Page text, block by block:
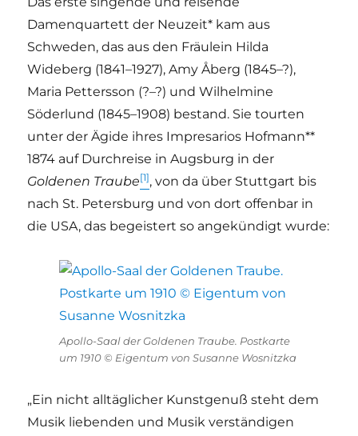
Damenquartett der Neuzeit* kam aus
Schweden, das aus den Fräulein Hilda
Wideberg (1841–1927), Amy Åberg (1845–?),
Maria Pettersson (?–?) und Wilhelmine
Söderlund (1845–1908) bestand. Sie tourten
unter der Ägide ihres Impresarios Hofmann**
1874 auf Durchreise in Augsburg in der
Goldenen Traube[1], von da über Stuttgart bis
nach St. Petersburg und von dort offenbar in
die USA, das begeistert so angekündigt wurde:
Apollo-Saal der Goldenen Traube. Postkarte
um 1910 © Eigentum von Susanne Wosnitzka
„Ein nicht alltäglicher Kunstgenuß steht dem
Musik liebenden und Musik verständigen